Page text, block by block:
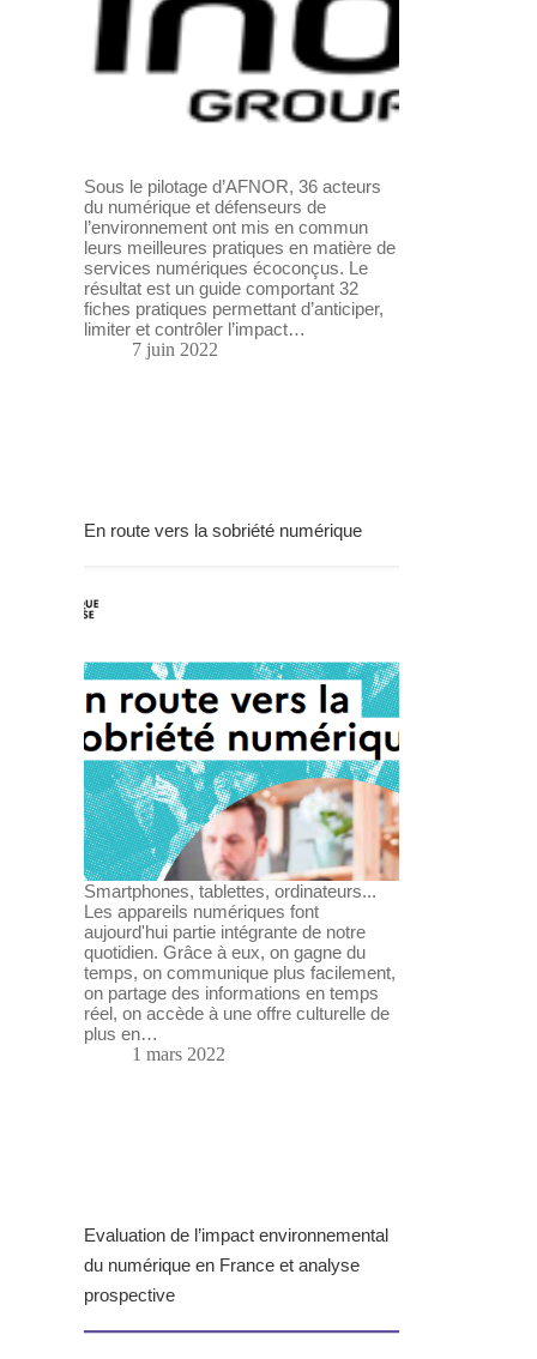
Sous le pilotage d’AFNOR, 36 acteurs
du numérique et défenseurs de
l’environnement ont mis en commun
leurs meilleures pratiques en matière de
services numériques écoconçus. Le
résultat est un guide comportant 32
fiches pratiques permettant d’anticiper,
limiter et contrôler l’impact…
7 juin 2022
En route vers la sobriété numérique
Smartphones, tablettes, ordinateurs...
Les appareils numériques font
aujourd'hui partie intégrante de notre
quotidien. Grâce à eux, on gagne du
temps, on communique plus facilement,
on partage des informations en temps
réel, on accède à une offre culturelle de
plus en…
1 mars 2022
Evaluation de l’impact environnemental
du numérique en France et analyse
prospective